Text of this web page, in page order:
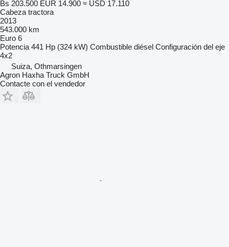
Bs 203.500 EUR 14.900 ≈ USD 17.110
Cabeza tractora
2013
543.000 km
Euro 6
Potencia 441 Hp (324 kW) Combustible diésel Configuración del eje
4x2
Suiza, Othmarsingen
Agron Haxha Truck GmbH
Contacte con el vendedor